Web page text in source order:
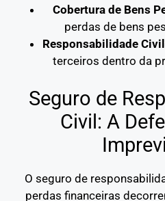
Cobertura de Bens
perdas de bens
Responsabilidade Civil
terceiros dentro da
Seguro de
Civil: A
O seguro de
perdas financeiras